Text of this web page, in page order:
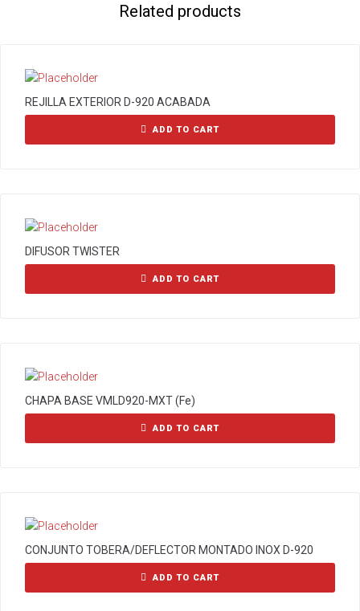
Related products
REJILLA EXTERIOR D-920 ACABADA
ADD TO CART
DIFUSOR TWISTER
ADD TO CART
CHAPA BASE VMLD920-MXT (Fe)
ADD TO CART
CONJUNTO TOBERA/DEFLECTOR MONTADO INOX D-920
ADD TO CART